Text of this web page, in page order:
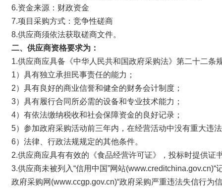
6.资金来源：财政资金
7.项目采购方式：竞争性磋商
8.供应商须依法获取磋商文件。
二、供应商资格要求为：
1.供应商应具备《中华人民共和国政府采购法》第二十二条
1）具有独立承担民事责任的能力；
2）具有良好的商业信誉和健全的财务会计制度；
3）具有履行合同所必需的设备和专业技术能力；
4）有依法缴纳税收和社会保障资金的良好记录；
5）参加政府采购活动前三年内，在经营活动中没有重大违
6）法律、行政法规规定的其他条件。
2.供应商应具有有效的《食品经营许可证》，投标时提供证
3.供应商未被列入“信用中国”网站
政府采购网(www.ccgp.gov.cn)“政府采购严重违法失信行为